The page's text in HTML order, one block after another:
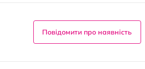
Повідомити про наявність